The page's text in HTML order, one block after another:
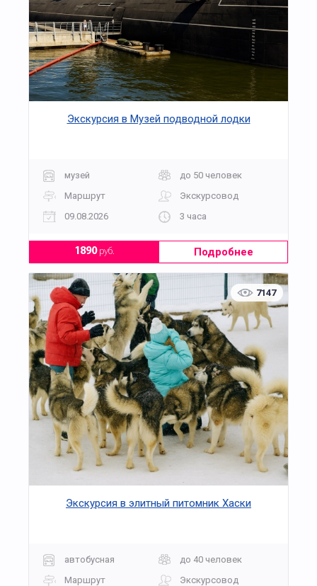
Экскурсия в Музей подводной лодки
музей
до 50 человек
Маршрут
Экскурсовод
09.08.2026
3 часа
1890руб. Подробнее
7147
Экскурсия в элитный питомник Хаски
автобусная
до 40 человек
Маршрут
Экскурсовод